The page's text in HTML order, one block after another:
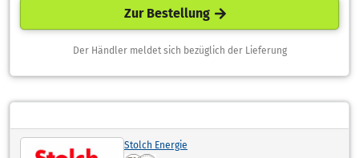
Zur Bestellung
Der Händler meldet sich bezüglich der Lieferung
Stolch Energie